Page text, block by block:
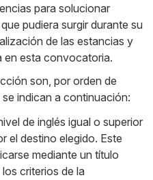
para solucionar
pudiera surgir durante su
de las estancias y
en esta convocatoria.
son, por orden de
indican a continuación:
de inglés igual o superior
el destino elegido. Este
mediante un título
criterios de la